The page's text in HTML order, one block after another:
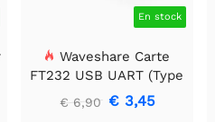
En stock
Waveshare Carte
FT232 USB UART (Type
A), Module de
communication USB
€ 6,90 € 3,45